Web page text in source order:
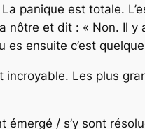
panique est totale.
nôtre et dit : « Non. Il
ensuite c’est
Les plus
/ s’y sont